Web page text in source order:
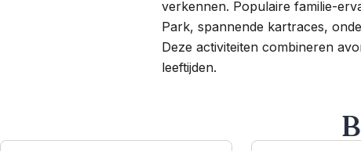
verkennen. Populaire familie-
Park, spannende kartraces,
Deze activiteiten combineren
leeftijden.